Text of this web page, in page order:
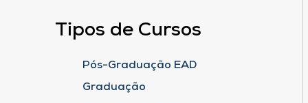
Tipos de Cursos
Pós-Graduação EAD
Graduação